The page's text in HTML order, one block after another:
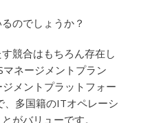
のでしょうか？
競合はもちろん存在し
マネージメントプラン
ジメントプラットフォー
、多国籍のITオペレーシ
がバリューです。